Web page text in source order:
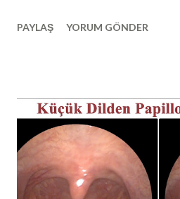
aklınıza en çok gelen şey " burun
ne kadar önemli olduğu sonrasında
havasından bulunan tüm
burun etleri tarafından burun
Yaklaşık sosis şeklinde olan alt
birçok damar ağı bulunmaktadır ve
PAYLAŞ YORUM GÖNDER